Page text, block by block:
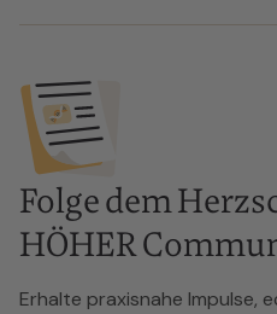
Folge dem
HÖHER
Erhalte praxisnahe Impulse,